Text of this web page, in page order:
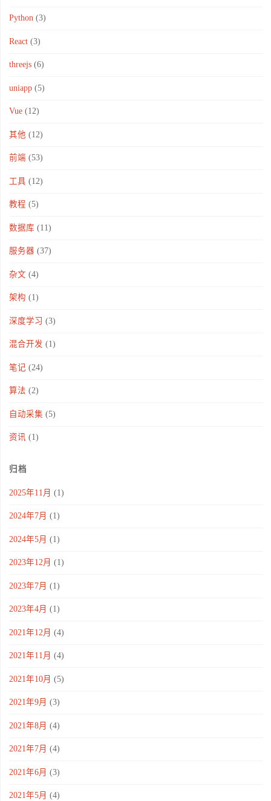
Python(3)
React(3)
threejs(6)
uniapp(5)
Vue(12)
其他 (12)
前端 (53)
工具 (12)
教程 (5)
数据库 (11)
服务器 (37)
杂文 (4)
架构 (1)
深度学习 (3)
混合开发 (1)
笔记 (24)
算法 (2)
自动采集 (5)
资讯 (1)
归档
2025年11月 (1)
2024年7月 (1)
2024年5月 (1)
2023年12月 (1)
2023年7月 (1)
2023年4月 (1)
2021年12月 (4)
2021年11月 (4)
2021年10月 (5)
2021年9月 (3)
2021年8月 (4)
2021年7月 (4)
2021年6月 (3)
2021年5月 (4)